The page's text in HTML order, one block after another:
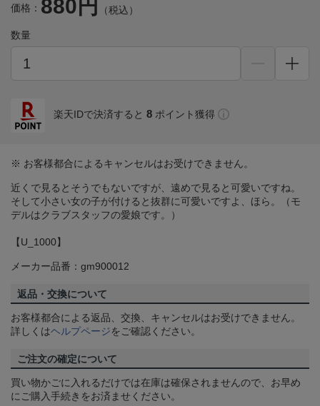
価格： 880円 （税込）
数量
楽天IDで決済すると 8 ポイント獲得
※ お客様都合によるキャンセルはお受けできません。
近くで見るとそうでもないですが、遠めで見ると可愛いですね。
そして小さい女の子が付けると抜群に可愛いですよ、ほら。（モ
デルはクラブスタッフの愛娘です。）
【U_1000】
メーカー品番：gm900012
返品・交換について
お客様都合による返品、交換、キャンセルはお受けできません。
詳しくはヘルプページをご確認ください。
ご注文の確定について
買い物かごに入れるだけでは在庫は確保されませんので、お早め
にご購入手続きをお済ませください。